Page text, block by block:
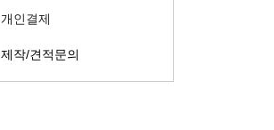
개인결제
제작/견적문의